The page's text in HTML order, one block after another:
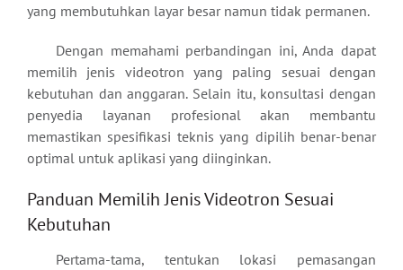
yang membutuhkan layar besar namun tidak permanen.
Dengan memahami perbandingan ini, Anda dapat
memilih jenis videotron yang paling sesuai dengan
kebutuhan dan anggaran. Selain itu, konsultasi dengan
penyedia layanan profesional akan membantu
memastikan spesifikasi teknis yang dipilih benar-benar
optimal untuk aplikasi yang diinginkan.
Panduan Memilih Jenis Videotron Sesuai
Kebutuhan
Pertama-tama, tentukan lokasi pemasangan